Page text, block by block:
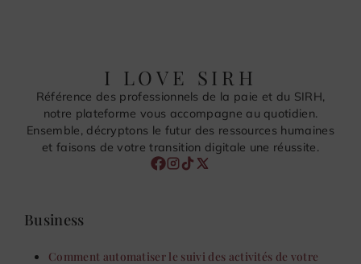
I LOVE SIRH
Référence des professionnels de la paie et du SIRH,
notre plateforme vous accompagne au quotidien.
Ensemble, décryptons le futur des ressources humaines
et faisons de votre transition digitale une réussite.
Business
Comment automatiser le suivi des activités de votre